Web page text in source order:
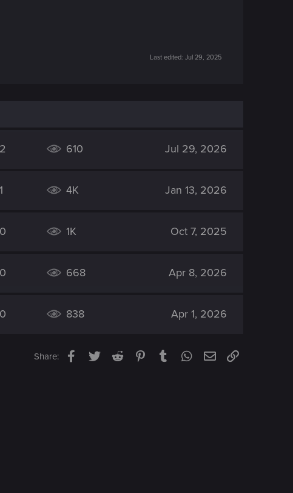
Last edited: Jul 29, 2025
2 610 Jul 29, 2026
1 4K Jan 13, 2026
0 1K Oct 7, 2025
0 668 Apr 8, 2026
0 838 Apr 1, 2026
Share: Facebook
TwitterReddit PinterestTumblrWhatsApp
EmailLink